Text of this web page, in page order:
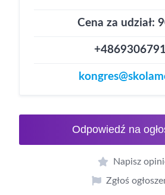
Cena za udział:
Odpowiedź na
Napisz
Zgłoś